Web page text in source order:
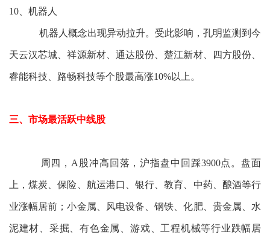
10、机器人
机器人概念出现异动拉升。受此影响，孔明监测到今
天云汉芯城、祥源新材、通达股份、楚江新材、四方股份、
睿能科技、路畅科技等个股最高涨10%以上。
三、市场最活跃中线股
周四，A股冲高回落，沪指盘中回踩3900点。盘面
上，煤炭、保险、航运港口、银行、教育、中药、酿酒等行
业涨幅居前；小金属、风电设备、钢铁、化肥、贵金属、水
泥建材、采掘、有色金属、游戏、工程机械等行业跌幅居